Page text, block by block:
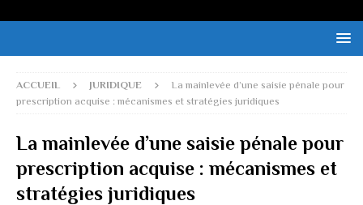
ACCUEIL JURIDIQUE
La mainlevée d’une saisie pénale pour
prescription acquise : mécanismes et stratégies juridiques
La mainlevée d’une saisie pénale pour
prescription acquise : mécanismes et
stratégies juridiques